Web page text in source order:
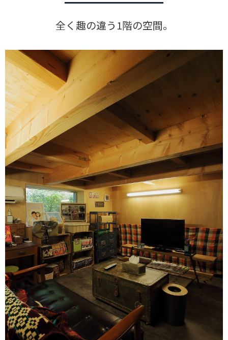
全く趣の違う1階の空間。